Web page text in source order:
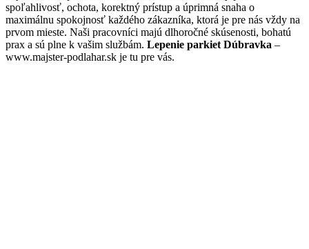
spoľahlivosť, ochota, korektný prístup a úprimná snaha o
maximálnu spokojnosť každého zákazníka, ktorá je pre nás vždy na
prvom mieste. Naši pracovníci majú dlhoročné skúsenosti, bohatú
prax a sú plne k vašim službám. Lepenie parkiet Dúbravka –
www.majster-podlahar.sk je tu pre vás.